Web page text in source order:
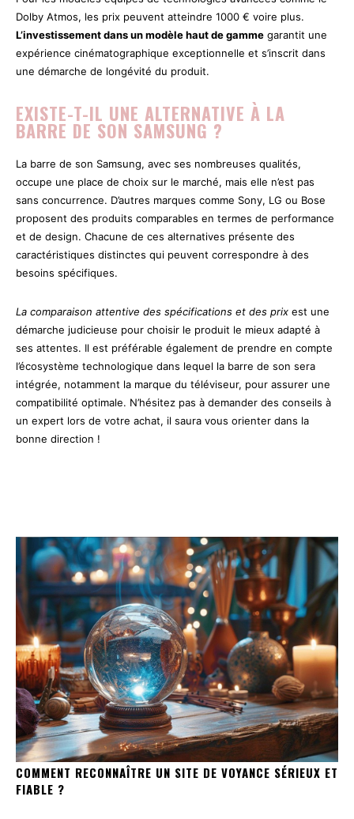
Dolby Atmos, les prix peuvent atteindre 1000 € voire plus.
L’investissement dans un modèle haut de gamme garantit une
expérience cinématographique exceptionnelle et s’inscrit dans
une démarche de longévité du produit.
EXISTE-T-IL UNE ALTERNATIVE À LA
BARRE DE SON SAMSUNG ?
La barre de son Samsung, avec ses nombreuses qualités,
occupe une place de choix sur le marché, mais elle n’est pas
sans concurrence. D’autres marques comme Sony, LG ou Bose
proposent des produits comparables en termes de performance
et de design. Chacune de ces alternatives présente des
caractéristiques distinctes qui peuvent correspondre à des
besoins spécifiques.
La comparaison attentive des spécifications et des prix est une
démarche judicieuse pour choisir le produit le mieux adapté à
ses attentes. Il est préférable également de prendre en compte
l’écosystème technologique dans lequel la barre de son sera
intégrée, notamment la marque du téléviseur, pour assurer une
compatibilité optimale. N’hésitez pas à demander des conseils à
un expert lors de votre achat, il saura vous orienter dans la
bonne direction !
COMMENT RECONNAÎTRE UN SITE DE VOYANCE SÉRIEUX ET
FIABLE ?